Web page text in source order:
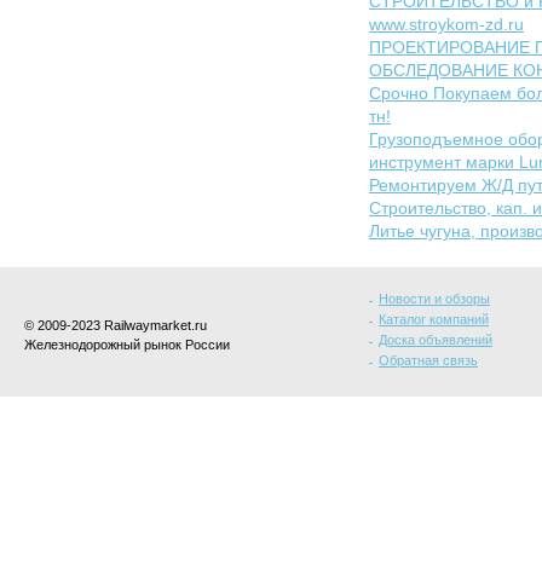
www.stroykom-zd.ru
ПРОЕКТИРОВАНИЕ
ОБСЛЕДОВАНИЕ
Срочно Покупаем
тн!
Грузоподъемное
инструмент марки
Ремонтируем Ж/Д
Строительство, кап.
Литье чугуна,
© 2009-2023 Railwaymarket.ru
Железнодорожный рынок России
Новости и обзоры
Каталог компаний
Доска объявлений
Обратная связь